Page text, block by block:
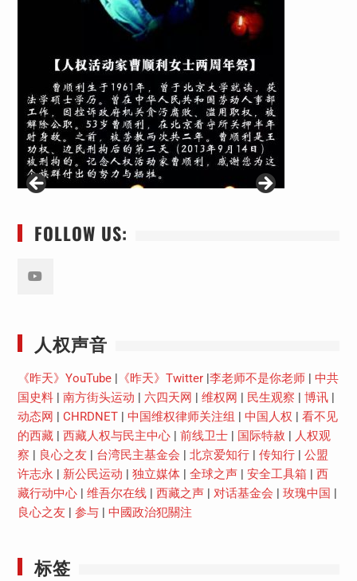
FOLLOW US:
人权声音
《昨天》YouTube| 《昨天》Twitter| 李老师不是你老师| 中共
国史料| 南方街头运动 六四天网 维权网 民生观察 博讯|
动态网
CHRDNET| 中国维权律师关注组 中国人权
看不见
的西藏| 西藏人权与民主中心| 前线卫士| 国际特赦
人权观
察
良心之友 台湾民主基金会 北京爱知行| 传知行| 公盟
许志永
新公民运动 独立媒体| 全球之声| 安全工具箱
西
藏行动中心| 维吾尔在线| 西藏之声| 对话基金会 玫瑰中国
良心之友
参与| 中國政治犯關注
标签